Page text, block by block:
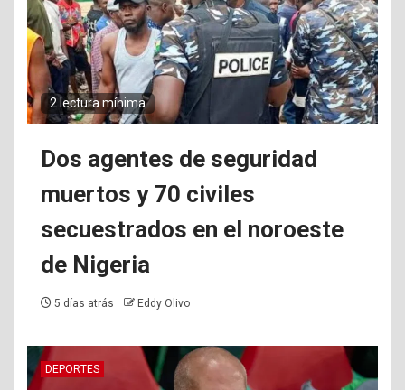
2 lectura mínima
Dos agentes de seguridad
muertos y 70 civiles
secuestrados en el noroeste
de Nigeria
5 días atrás Eddy Olivo
DEPORTES